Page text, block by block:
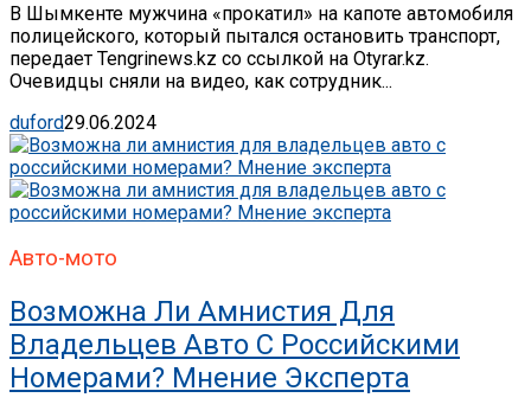
В Шымкенте мужчина «прокатил» на капоте автомобиля
полицейского, который пытался остановить транспорт,
передает Tengrinews.kz со ссылкой на Otyrar.kz.
Очевидцы сняли на видео, как сотрудник...
duford29.06.2024
Авто-мото
Возможна Ли Амнистия Для
Владельцев Авто С Российскими
Номерами? Мнение Эксперта